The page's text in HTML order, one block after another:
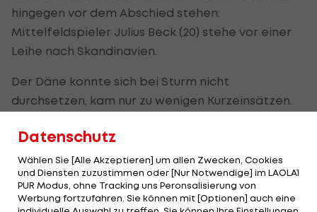
hingegen vor dem Abschied stehen:
Mittelfeldspieler Julius Beck (20) stehe vor einer
Leihe nach Skandinavien.
Der Däne konnte sich bei Sturm nicht
durchsetzen, kam nur zu wenigen Kurzeinsätzen.
oder im Angriff sei zudem eine Möglichkeit.
Zudem wolle Sportchef Michael Parensen einen
neuen Stürmer. Man habe analysiert, "dass uns ein
Stürmer, der Bälle sichert und ablegt, sowie in der
Datenschutz
Wählen Sie [Alle Akzeptieren] um allen Zwecken, Cookies
und Diensten zuzustimmen oder [Nur Notwendige] im LAOLA1
PUR Modus, ohne Tracking uns Peronsalisierung von
Werbung fortzufahren. Sie können mit [Optionen] auch eine